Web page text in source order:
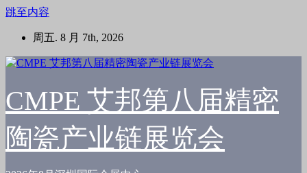
跳至内容
周五. 8 月 7th, 2026
CMPE 艾邦第八届精密
陶瓷产业链展览会